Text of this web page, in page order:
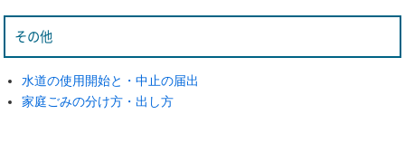
その他
水道の使用開始と・中止の届出
家庭ごみの分け方・出し方